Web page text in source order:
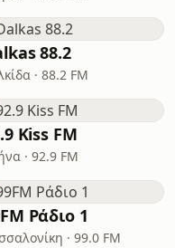
88.2
· 88.2 FM
Kiss FM
· 92.9 FM
Ράδιο 1
· 99.0 FM